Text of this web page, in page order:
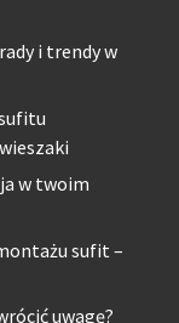
i trendy w
w twoim
sufit –
uwagę?